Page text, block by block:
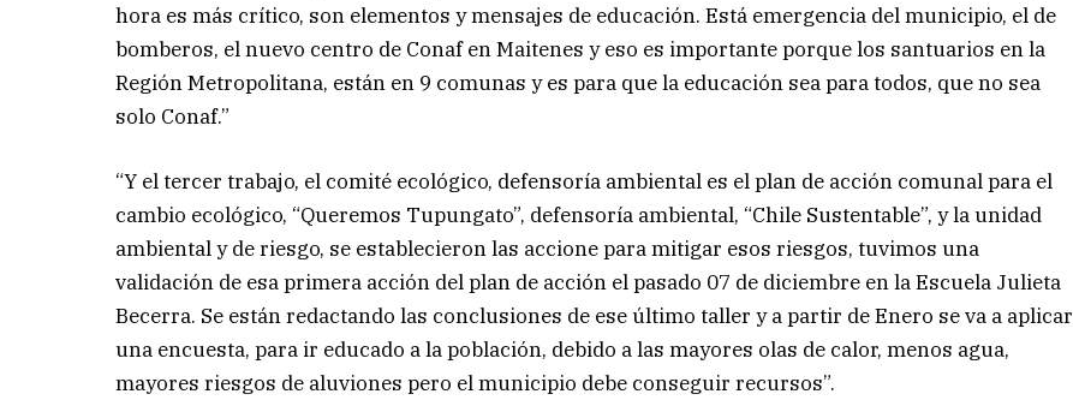
hora es más crítico, son elementos y mensajes de educación. Está emergencia del municipio, el de
bomberos, el nuevo centro de Conaf en Maitenes y eso es importante porque los santuarios en la
Región Metropolitana, están en 9 comunas y es para que la educación sea para todos, que no sea
solo Conaf.”
“Y el tercer trabajo, el comité ecológico, defensoría ambiental es el plan de acción comunal para el
cambio ecológico, “Queremos Tupungato”, defensoría ambiental, “Chile Sustentable”, y la unidad
ambiental y de riesgo, se establecieron las accione para mitigar esos riesgos, tuvimos una
validación de esa primera acción del plan de acción el pasado 07 de diciembre en la Escuela Julieta
Becerra. Se están redactando las conclusiones de ese último taller y a partir de Enero se va a aplicar
una encuesta, para ir educado a la población, debido a las mayores olas de calor, menos agua,
mayores riesgos de aluviones pero el municipio debe conseguir recursos”.